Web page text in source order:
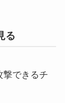
る
撃できるチ